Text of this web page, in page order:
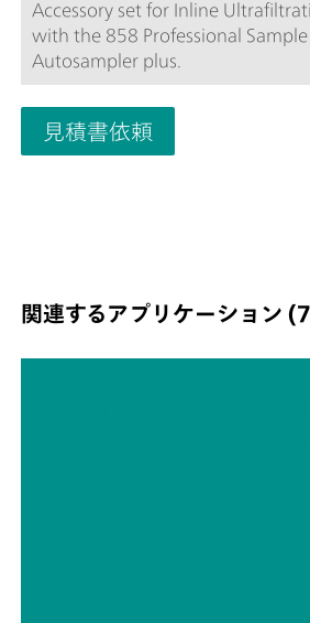
Accessory set for Inline
with the 858 Professional
Autosampler plus.
見積書依頼
関連するアプリケーション